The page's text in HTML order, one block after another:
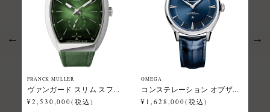
FRANCK MULLER
ヴァンガード スリム スフ...
¥2,530,000(税込)
OMEGA
コンステレーション オブザ...
¥1,628,000(税込)